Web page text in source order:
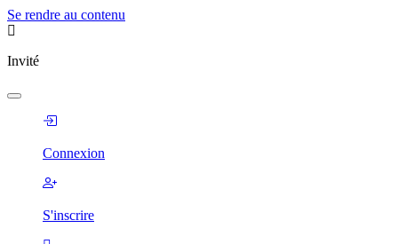
Se rendre au contenu
Invité
Connexion
S'inscrire